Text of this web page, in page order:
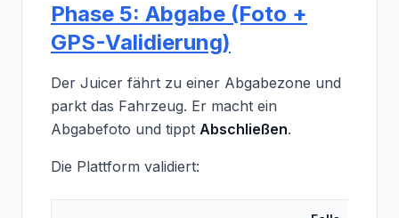
Phase 5: Abgabe (Foto +
GPS-Validierung)
Der Juicer fährt zu einer Abgabezone und
parkt das Fahrzeug. Er macht ein
Abgabefoto und tippt Abschließen.
Die Plattform validiert: